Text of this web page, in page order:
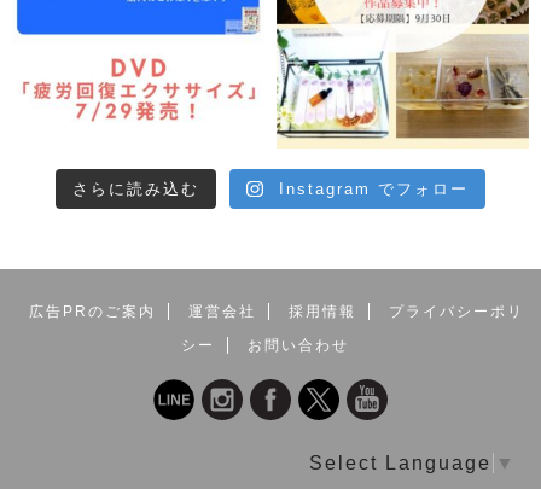
さらに読み込む Instagram でフォロー
広告PRのご案内 運営会社 採用情報
プライバシーポリ
シー
お問い合わせ
Select Language ▼